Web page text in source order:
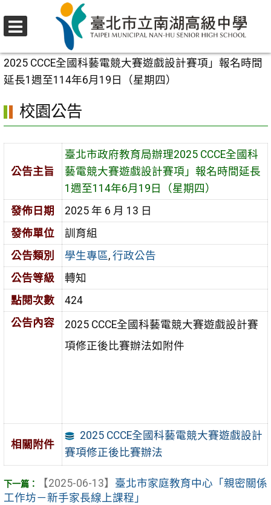
至
要
內
校園公告
2025 CCCE全國科藝電競大賽遊戲設計賽項」報名時間
延長1週至114年6月19日（星期四）
校園公告
公告主旨
臺北市政府教育局辦理2025 CCCE全國科
藝電競大賽遊戲設計賽項」報名時間延長
1週至114年6月19日（星期四）
發佈日期
2025 年 6 月 13 日
發佈單位
訓育組
公告類別
學生專區, 行政公告
公告等級
轉知
點閱次數
424
公告內容
2025 CCCE全國科藝電競大賽遊戲設計賽
項修正後比賽辦法如附件
相關附件
2025 CCCE全國科藝電競大賽遊戲設計
賽項修正後比賽辦法
【2025-06-13】 臺北市家庭教育中心「親密關係
工作坊－新手家長線上課程」
選
單